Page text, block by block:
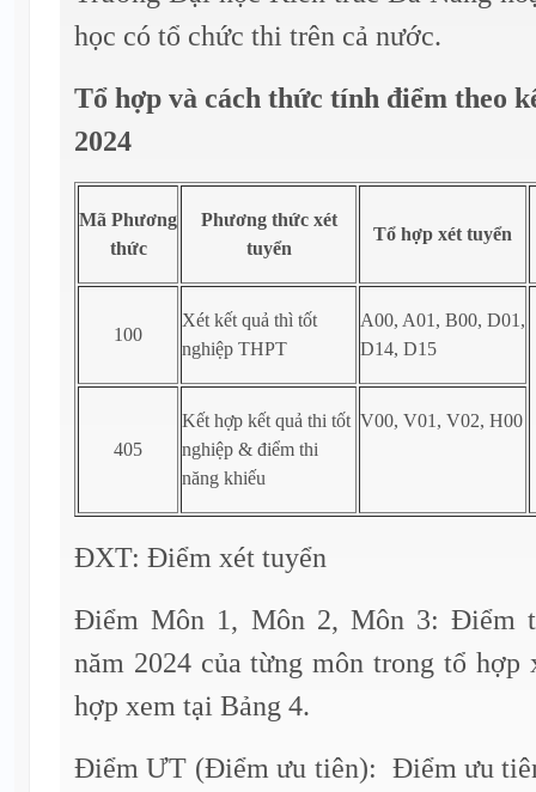
học có tổ chức thi trên cả nước.
Tổ hợp và cách thức tính điểm theo
2024
Mã Phương
thức
Phương thức xét
tuyển
Tổ hợp xét tuyển
100
Xét kết quả thì tốt
nghiệp THPT
A00, A01, B00, D01,
D14, D15
405
Kết hợp kết quả thi tốt
nghiệp & điểm thi
năng khiếu
V00, V01, V02, H00
ĐXT: Điểm xét tuyển
Điểm Môn 1, Môn 2, Môn 3: Điểm
năm 2024 của từng môn trong tổ
hợp xem tại Bảng 4.
Điểm ƯT (Điểm ưu tiên): Điểm ưu